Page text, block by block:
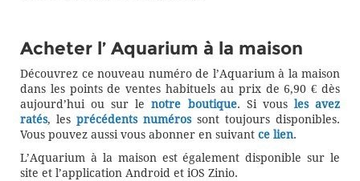
Acheter l’ Aquarium à la maison
Découvrez ce nouveau numéro de l’Aquarium à la maison
dans les points de ventes habituels au prix de 6,90 € dès
aujourd’hui ou sur lenotre boutique. Si vous les avez
ratés, les précédents numérossont toujours disponibles.
Vous pouvez aussi vous abonner en suivant ce lien.
L’Aquarium à la maison est également disponible sur le
site et l’application Android et iOS Zinio.